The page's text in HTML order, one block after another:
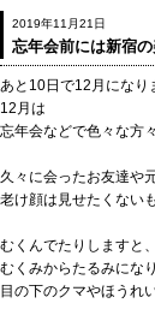
2019年11月21日
忘年会前には新宿
あと10日で12月になり
12月は
忘年会などで色々な方
久々に会ったお友達や
老け顔は見せたくない
むくんでたりしますと
むくみからたるみにな
目の下のクマやほうれ